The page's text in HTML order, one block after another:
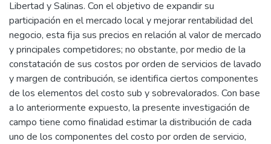
Libertad y Salinas. Con el objetivo de expandir su
participación en el mercado local y mejorar rentabilidad del
negocio, esta fija sus precios en relación al valor de mercado
y principales competidores; no obstante, por medio de la
constatación de sus costos por orden de servicios de lavado
y margen de contribución, se identifica ciertos componentes
de los elementos del costo sub y sobrevalorados. Con base
a lo anteriormente expuesto, la presente investigación de
campo tiene como finalidad estimar la distribución de cada
uno de los componentes del costo por orden de servicio,